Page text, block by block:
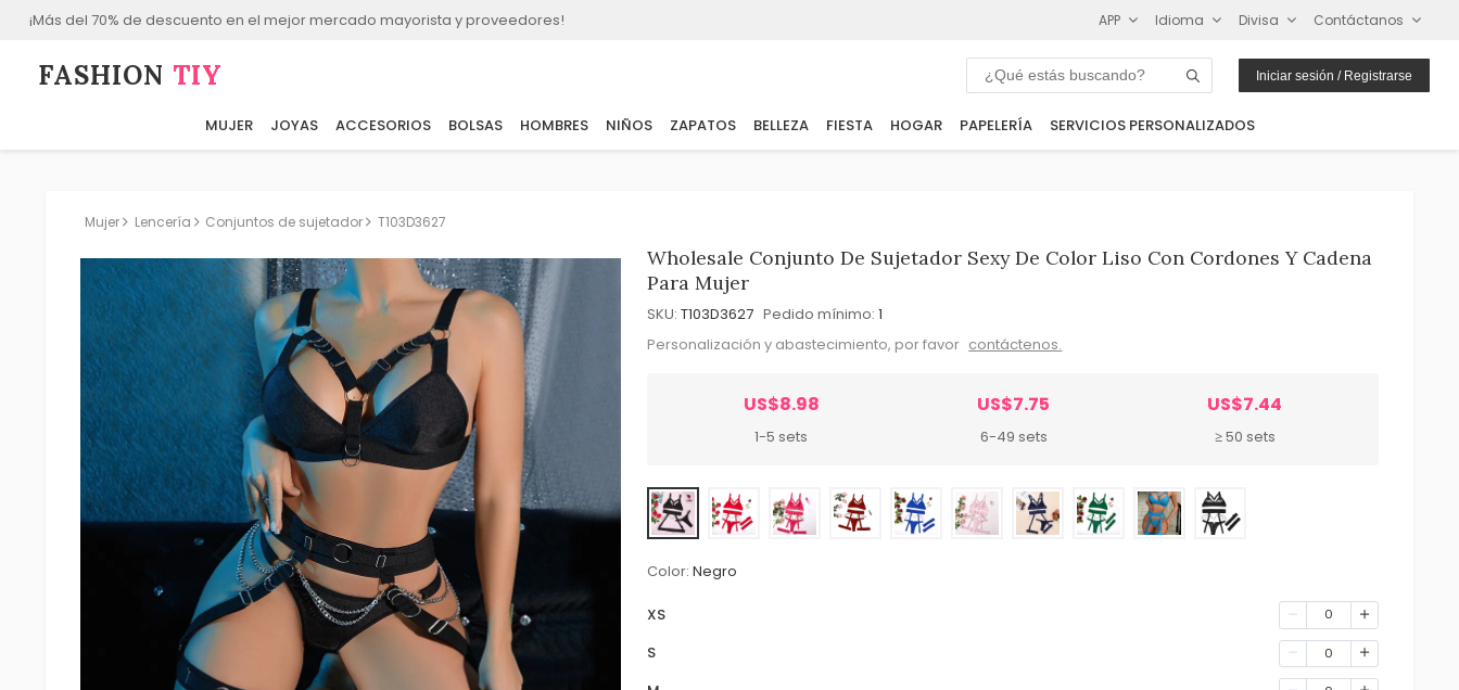
¡Más del 70% de descuento en el mejor mercado mayorista y proveedores! APP Idioma Divisa Contáctanos
FASHION⁠ TIY Iniciar sesión / Registrarse
MUJER JOYAS ACCESORIOS BOLSAS HOMBRES NIÑOS ZAPATOS BELLEZA FIESTA HOGAR PAPELERÍA SERVICIOS PERSONALIZADOS
Mujer Lencería Conjuntos de sujetador T103D3627
Wholesale Conjunto De Sujetador Sexy De Color Liso Con Cordones Y Cadena
Para Mujer
SKU: T103D3627 Pedido mínimo: 1
Personalización y abastecimiento, por favor contáctenos.
US$8.98
1-5 sets
US$7.75
6-49 sets
US$7.44
≥ 50 sets
Color: Negro
XS 0
S 0